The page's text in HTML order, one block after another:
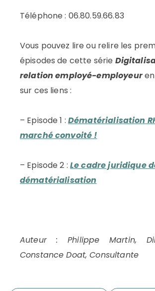
Téléphone : 06.80.59.66.83
Vous pouvez lire ou relire les
épisodes de cette série
relation employé-employeuren
sur ces liens :
– Episode 1 :Dématérialisation
marché convoité !
– Episode 2 :Le cadre juridique
dématérialisation
Auteur : Philippe Martin,
Constance Doat, Consultante